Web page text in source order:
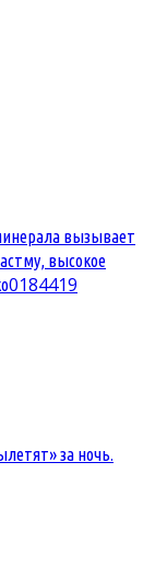
вызывает
высокое
0184419
за ночь.